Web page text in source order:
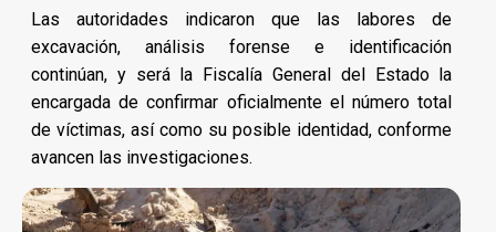
Las autoridades indicaron que las labores de
excavación, análisis forense e identificación
continúan, y será la Fiscalía General del Estado la
encargada de confirmar oficialmente el número total
de víctimas, así como su posible identidad, conforme
avancen las investigaciones.